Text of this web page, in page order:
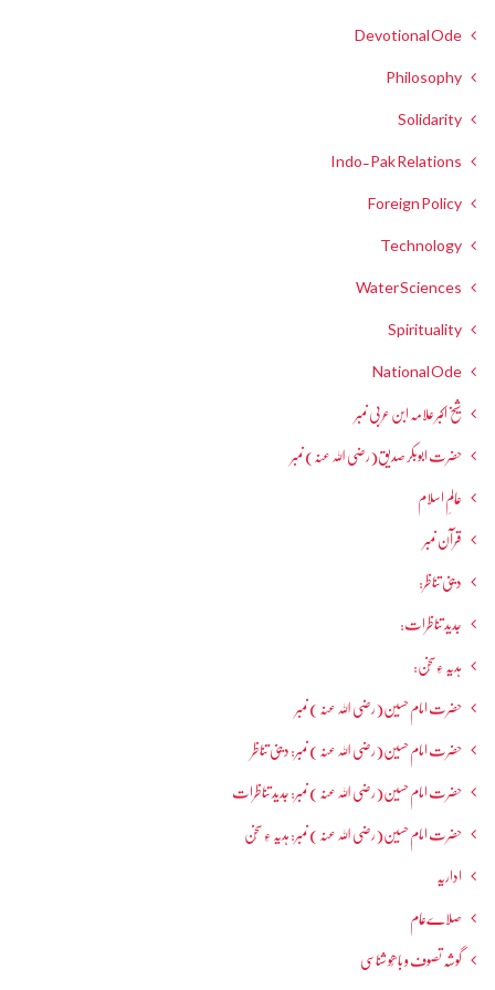
Devotional Ode
Philosophy
Solidarity
Indo-Pak Relations
Foreign Policy
Technology
Water Sciences
Spirituality
National Ode
شیخ اکبر علامہ ابن عربی نمبر
حضرت ابوبکر صدیق(رضی اللہ عنہ) نمبر
عالمِ اسلام
قرآن نمبر
دینی تناظر:
جدید تناظرات:
ہدیہ ءِسُخن:
حضرت امام حسین(رضی اللہ عنہ ) نمبر
حضرت امام حسین(رضی اللہ عنہ ) نمبر: دینی تناظر
حضرت امام حسین(رضی اللہ عنہ ) نمبر: جدید تناظرات
حضرت امام حسین(رضی اللہ عنہ ) نمبر: ہدیہ ءِ سُخن
اداریہ
صلاےعام
گوشہ تصوف و باھُو شناسی